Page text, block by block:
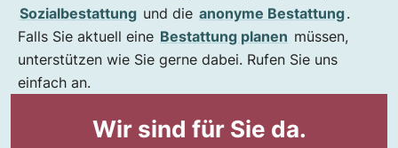
Sozialbestattung und die anonyme Bestattung.
Falls Sie aktuell eine Bestattung planen müssen,
unterstützen wie Sie gerne dabei. Rufen Sie uns
einfach an.
Wir sind für Sie da.